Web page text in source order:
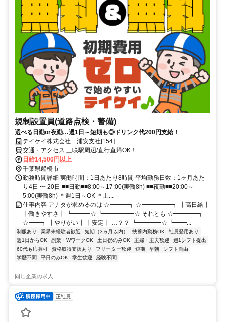
規制設置員(道路点検・警備)
選べる日勤or夜勤…週1日～短期も◎ドリンク代200円支給！
テイケイ株式会社 浦安支社[154]
交通・アクセス 三咲駅周辺/直行直帰OK！
日給14,500円以上
千葉県船橋市
勤務時間詳細 実働時間：1日あたり8時間 平均勤務日数：1ヶ月あた
り4日 〜 20日 ■■日勤■■8:00～17:00(実働8h) ■■夜勤■■20:00～
5:00(実働8h) ＊週1日～OK ＊土...
仕事内容 アナタが求めるのは ☆━━━┓ ☆━━━━━┓ ┃高日給┃
┃働きやすさ┃ ┗━━━☆ ┗━━━━━☆ それとも ☆━━━━┓
☆━━┓ ┃やりがい┃ ┃安定┃ …？？ ┗━━━━☆ ┗━━...
制服あり 業界未経験者歓迎 短期（3ヵ月以内） 扶養内勤務OK
社員登用あり
週1日からOK
副業・WワークOK 土日祝のみOK 主婦・主夫歓迎
週1シフト提出
60代も応募可
資格取得支援あり フリーター歓迎 短期 早朝
シフト自由
学歴不問
平日のみOK 学生歓迎 経験不問
同じ企業の求人
正社員